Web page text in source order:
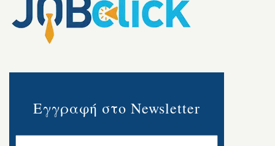
Εγγραφή στο Newsletter